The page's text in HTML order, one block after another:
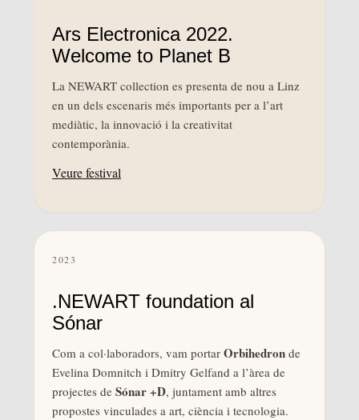
Ars Electronica 2022.
Welcome to Planet B
La NEWART collection es presenta de nou a Linz
en un dels escenaris més importants per a l’art
mediàtic, la innovació i la creativitat
contemporània.
Veure festival
2023
.NEWART foundation al
Sónar
Com a col·laboradors, vam portar Orbihedron de
Evelina Domnitch i Dmitry Gelfand a l’àrea de
projectes de Sónar +D, juntament amb altres
propostes vinculades a art, ciència i tecnologia.